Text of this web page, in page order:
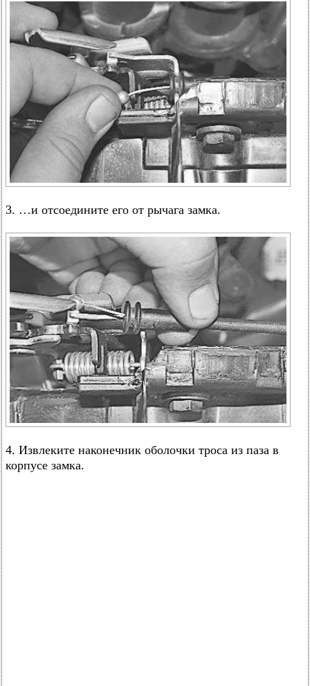
3. …и отсоедините его от рычага замка.
4. Извлеките наконечник оболочки троса из паза в
корпусе замка.